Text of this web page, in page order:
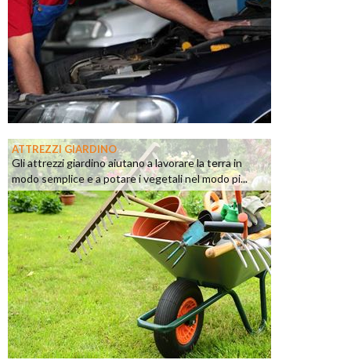
ATTREZZI GIARDINO
Gli attrezzi giardino aiutano a lavorare la terra in
modo semplice e a potare i vegetali nel modo pi...